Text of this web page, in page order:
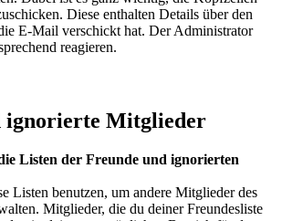
Diese enthalten Details über den
E-Mail verschickt hat. Der Administrator
reagieren.
ignorierte Mitglieder
Listen der Freunde und ignorierten
Listen benutzen, um andere Mitglieder des
Mitglieder, die du deiner Freundesliste